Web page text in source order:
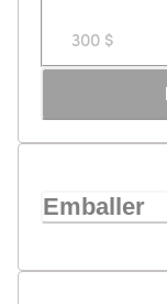
300 $
Emballer